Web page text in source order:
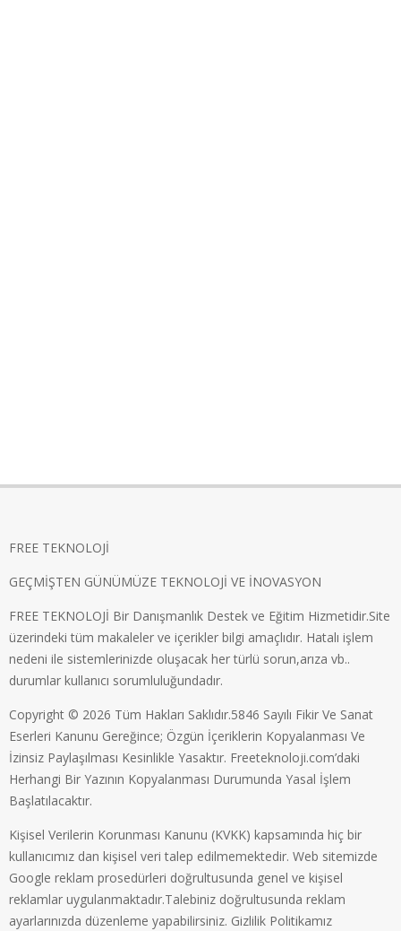
FREE TEKNOLOJİ
GEÇMİŞTEN GÜNÜMÜZE TEKNOLOJİ VE İNOVASYON
FREE TEKNOLOJİ Bir Danışmanlık Destek ve Eğitim Hizmetidir.Site
üzerindeki tüm makaleler ve içerikler bilgi amaçlıdır. Hatalı işlem
nedeni ile sistemlerinizde oluşacak her türlü sorun,arıza vb..
durumlar kullanıcı sorumluluğundadır.
Copyright © 2026 Tüm Hakları Saklıdır.5846 Sayılı Fikir Ve Sanat
Eserleri Kanunu Gereğince; Özgün İçeriklerin Kopyalanması Ve
İzinsiz Paylaşılması Kesinlikle Yasaktır. Freeteknoloji.com’daki
Herhangi Bir Yazının Kopyalanması Durumunda Yasal İşlem
Başlatılacaktır.
Kişisel Verilerin Korunması Kanunu (KVKK) kapsamında hiç bir
kullanıcımız dan kişisel veri talep edilmemektedir. Web sitemizde
Google reklam prosedürleri doğrultusunda genel ve kişisel
reklamlar uygulanmaktadır.Talebiniz doğrultusunda reklam
ayarlarınızda düzenleme yapabilirsiniz. Gizlilik Politikamız